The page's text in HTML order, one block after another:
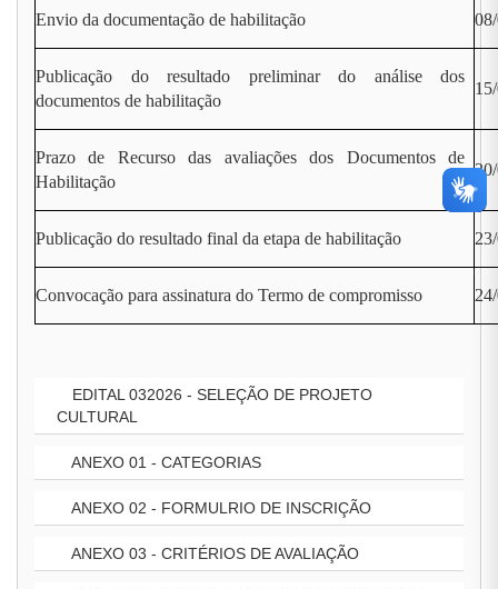
Envio da documentação de habilitação
Publicação do resultado preliminar do análise dos
documentos de habilitação
Prazo de Recurso das avaliações dos Documentos de
Habilitação
Publicação do resultado final da etapa de habilitação
Convocação para assinatura do Termo de compromisso
EDITAL 032026 - SELEÇÃO DE PROJETO
CULTURAL
ANEXO 01 - CATEGORIAS
ANEXO 02 - FORMULRIO DE INSCRIÇÃO
ANEXO 03 - CRITÉRIOS DE AVALIAÇÃO